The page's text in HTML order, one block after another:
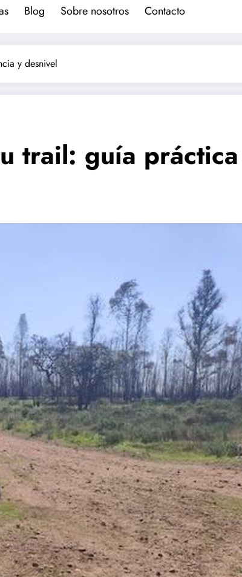
Blog Sobre nosotros Contacto
y desnivel
trail: guía